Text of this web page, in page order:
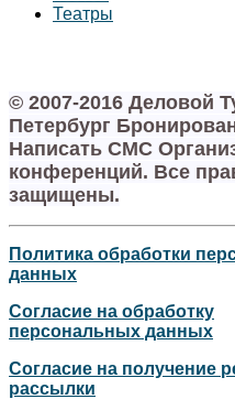
Театры
© 2007-2016 Деловой
Петербург
Написать СМС
конференций. Все
защищены.
Политика обработки
данных
Согласие на обработку
персональных данных
Согласие на получение
рассылки